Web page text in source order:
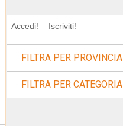
Accedi! Iscriviti!
FILTRA PER PROVINCIA
FILTRA PER CATEGORIA